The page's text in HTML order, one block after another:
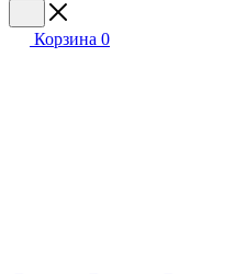
Корзина 0